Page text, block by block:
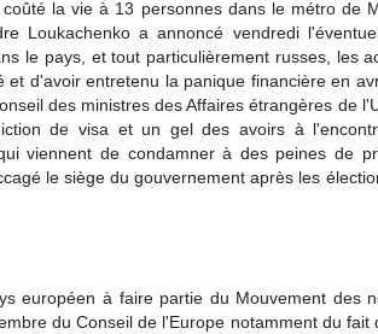
la vie à 13 personnes dans le métro de
Loukachenko a annoncé vendredi
le pays, et tout particulièrement russes, les
et d'avoir entretenu la panique financière en
des ministres des Affaires étrangères de
de visa et un gel des avoirs à
viennent de condamner à des peines de
le siège du gouvernement après les
européen à faire partie du Mouvement des
du Conseil de l'Europe notamment du fait